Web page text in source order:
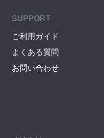
SUPPORT
ご利用ガイド
よくある質問
お問い合わせ